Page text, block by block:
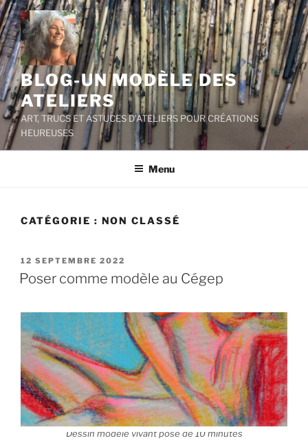
Aller
au
contenu
principal
BLOG-UN MODÈLE DES
ATELIERS
ART, TRUCS ET ASTUCES D’ATELIERS POUR CRÉATIONS
HEUREUSES
Menu
CATÉGORIE : NON CLASSÉ
PUBLIÉ
LE
12 SEPTEMBRE 2022
Poser comme modèle au Cégep
Dessin modèle vivant pose de 10 minutes